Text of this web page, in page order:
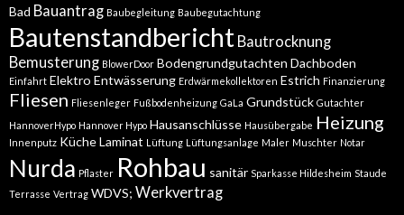
Bad Bauantrag Baubegleitung Baubegutachtung
Bautenstandbericht Bautrocknung
Bemusterung BlowerDoor Bodengrundgutachten Dachboden
Einfahrt Elektro Entwässerung Erdwärmekollektoren Estrich Finanzierung
Fliesen Fliesenleger Fußbodenheizung GaLa Grundstück Gutachter
HannoverHypo Hannover Hypo Hausanschlüsse Hausübergabe Heizung
Innenputz KücheLaminat Lüftung Lüftungsanlage Maler Muschter Notar
Nurda Pflaster Rohbau sanitär Sparkasse Hildesheim Staude
Terrasse Vertrag WDVS; Werkvertrag